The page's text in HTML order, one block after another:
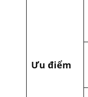
Ưu điểm